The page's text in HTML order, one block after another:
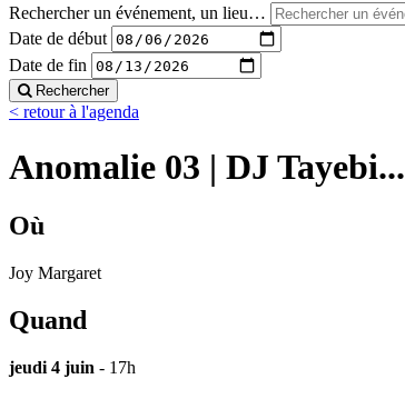
Rechercher un événement, un lieu…
Date de début
Date de fin
Rechercher
< retour à l'agenda
Anomalie 03 | DJ Tayebi...
Où
Joy Margaret
Quand
jeudi 4 juin - 17h